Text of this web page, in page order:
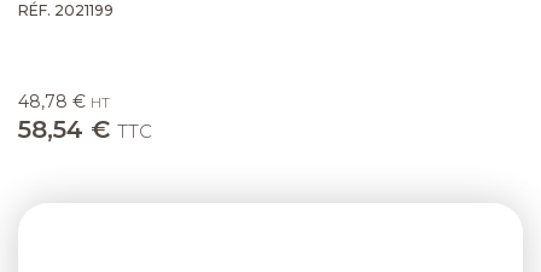
RÉF. 2021199
48,78 € HT
58,54 € TTC